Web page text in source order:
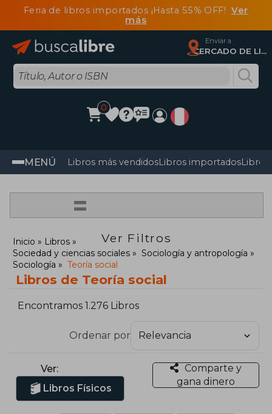
Feria de libros importados ¡Hasta 55% OFF!Ver
más
Enviar a
CERCADO DE LIMA, Lima
0
MENÚ Libros más vendidosLibros importadosLibros
=
Ver Filtros
Inicio
Libros
Sociedad y ciencias sociales
Sociología y antropología
Sociología
Teoría social
Libros de Teoría social
Encontramos 1.276 Libros
Ordenar por
Ver:
Libros Físicos
Comparte y
gana dinero